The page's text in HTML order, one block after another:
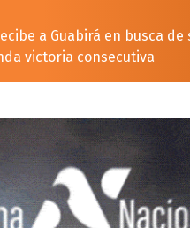
a Guabirá en busca de
victoria consecutiva